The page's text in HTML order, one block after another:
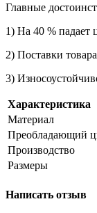
Главные
1) На 40 % падает
2) Поставки
3)
Характеристика
Материал
Преобладающий
Производство
Размеры
Написать отзыв